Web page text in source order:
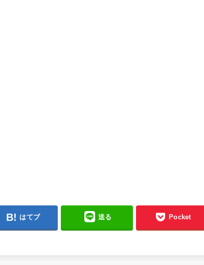
はてブ 送る Pocket